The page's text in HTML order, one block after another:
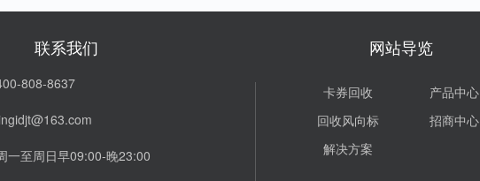
联系我们
808-8637
一至周日早09:00-晚23:00
网站导览
卡券回收
产品中心
回收风向标
招商中心
解决方案